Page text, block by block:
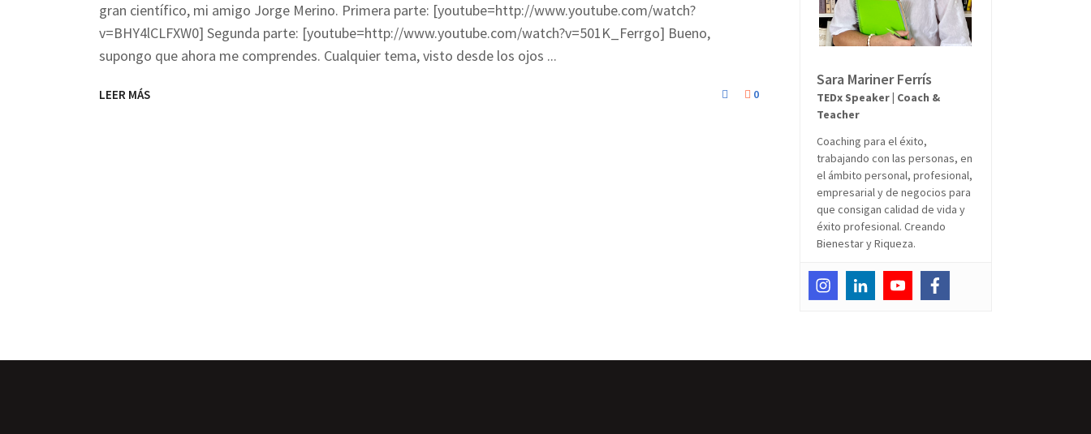
gran científico, mi amigo Jorge Merino. Primera parte: [youtube=http://www.youtube.com/watch?
v=BHY4lCLFXW0] Segunda parte: [youtube=http://www.youtube.com/watch?v=501K_Ferrgo] Bueno,
supongo que ahora me comprendes. Cualquier tema, visto desde los ojos
LEER MÁS 0
Sara Mariner Ferrís
TEDx Speaker | Coach &
Teacher
Coaching para el éxito,
trabajando con las personas, en
el ámbito personal, profesional,
empresarial y de negocios para
que consigan calidad de vida y
éxito profesional. Creando
Bienestar y Riqueza.